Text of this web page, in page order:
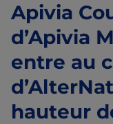
Apivia
d’Apivia
entre au
hauteur